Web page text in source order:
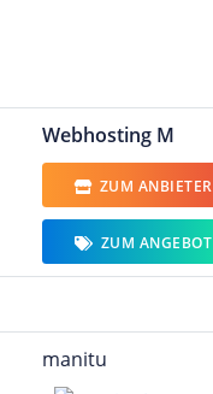
Webhosting M
ZUM ANBIETER
ZUM ANGEBOT
manitu